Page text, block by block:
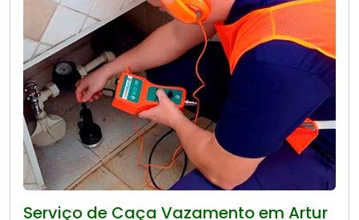
Serviço de Caça Vazamento em Artur